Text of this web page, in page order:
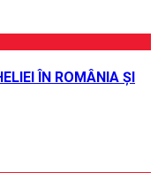
ÎN ROMÂNIA ȘI